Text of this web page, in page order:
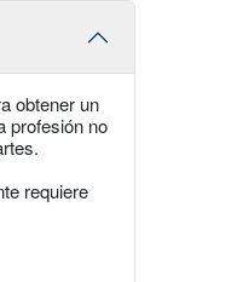
obtener un
profesión no
requiere